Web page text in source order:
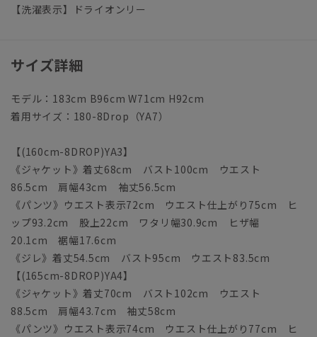
【洗濯表示】ドライオンリー
サイズ詳細
モデル：183cm B96cm W71cm H92cm
着用サイズ：180-8Drop（YA7）
【(160cm-8DROP)YA3】
《ジャケット》着丈68cm バスト100cm ウエスト
86.5cm 肩幅43cm 袖丈56.5cm
《パンツ》ウエスト表示72cm ウエスト仕上がり75cm ヒ
ップ93.2cm 股上22cm ワタリ幅30.9cm ヒザ幅
20.1cm 裾幅17.6cm
《ジレ》着丈54.5cm バスト95cm ウエスト83.5cm
【(165cm-8DROP)YA4】
《ジャケット》着丈70cm バスト102cm ウエスト
88.5cm 肩幅43.7cm 袖丈58cm
《パンツ》ウエスト表示74cm ウエスト仕上がり77cm ヒ